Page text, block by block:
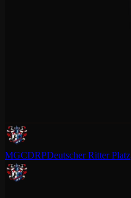
MGCDRPDeutscher Ritter Platz